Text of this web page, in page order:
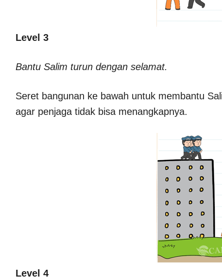
Level 3
Bantu Salim turun dengan selamat.
Seret bangunan ke bawah untuk membantu
agar penjaga tidak bisa menangkapnya.
Level 4